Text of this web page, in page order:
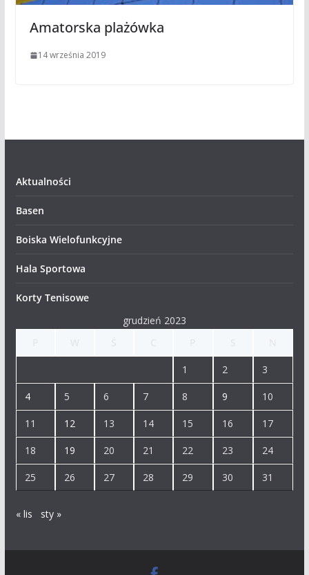
Amatorska plażówka
14 września 2019
Aktualności
Basen
Boiska Wielofunkcyjne
Hala Sportowa
Korty Tenisowe
grudzień 2023
1 2 3
4 5 6 7 8 9 10
11 12 13 14 15 16 17
18 19 20 21 22 23 24
25 26 27 28 29 30 31
« lis sty »